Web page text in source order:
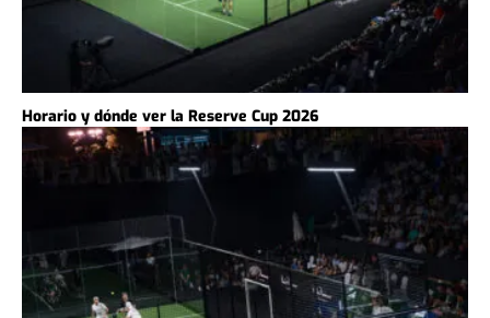
Horario y dónde ver la Reserve Cup 2026